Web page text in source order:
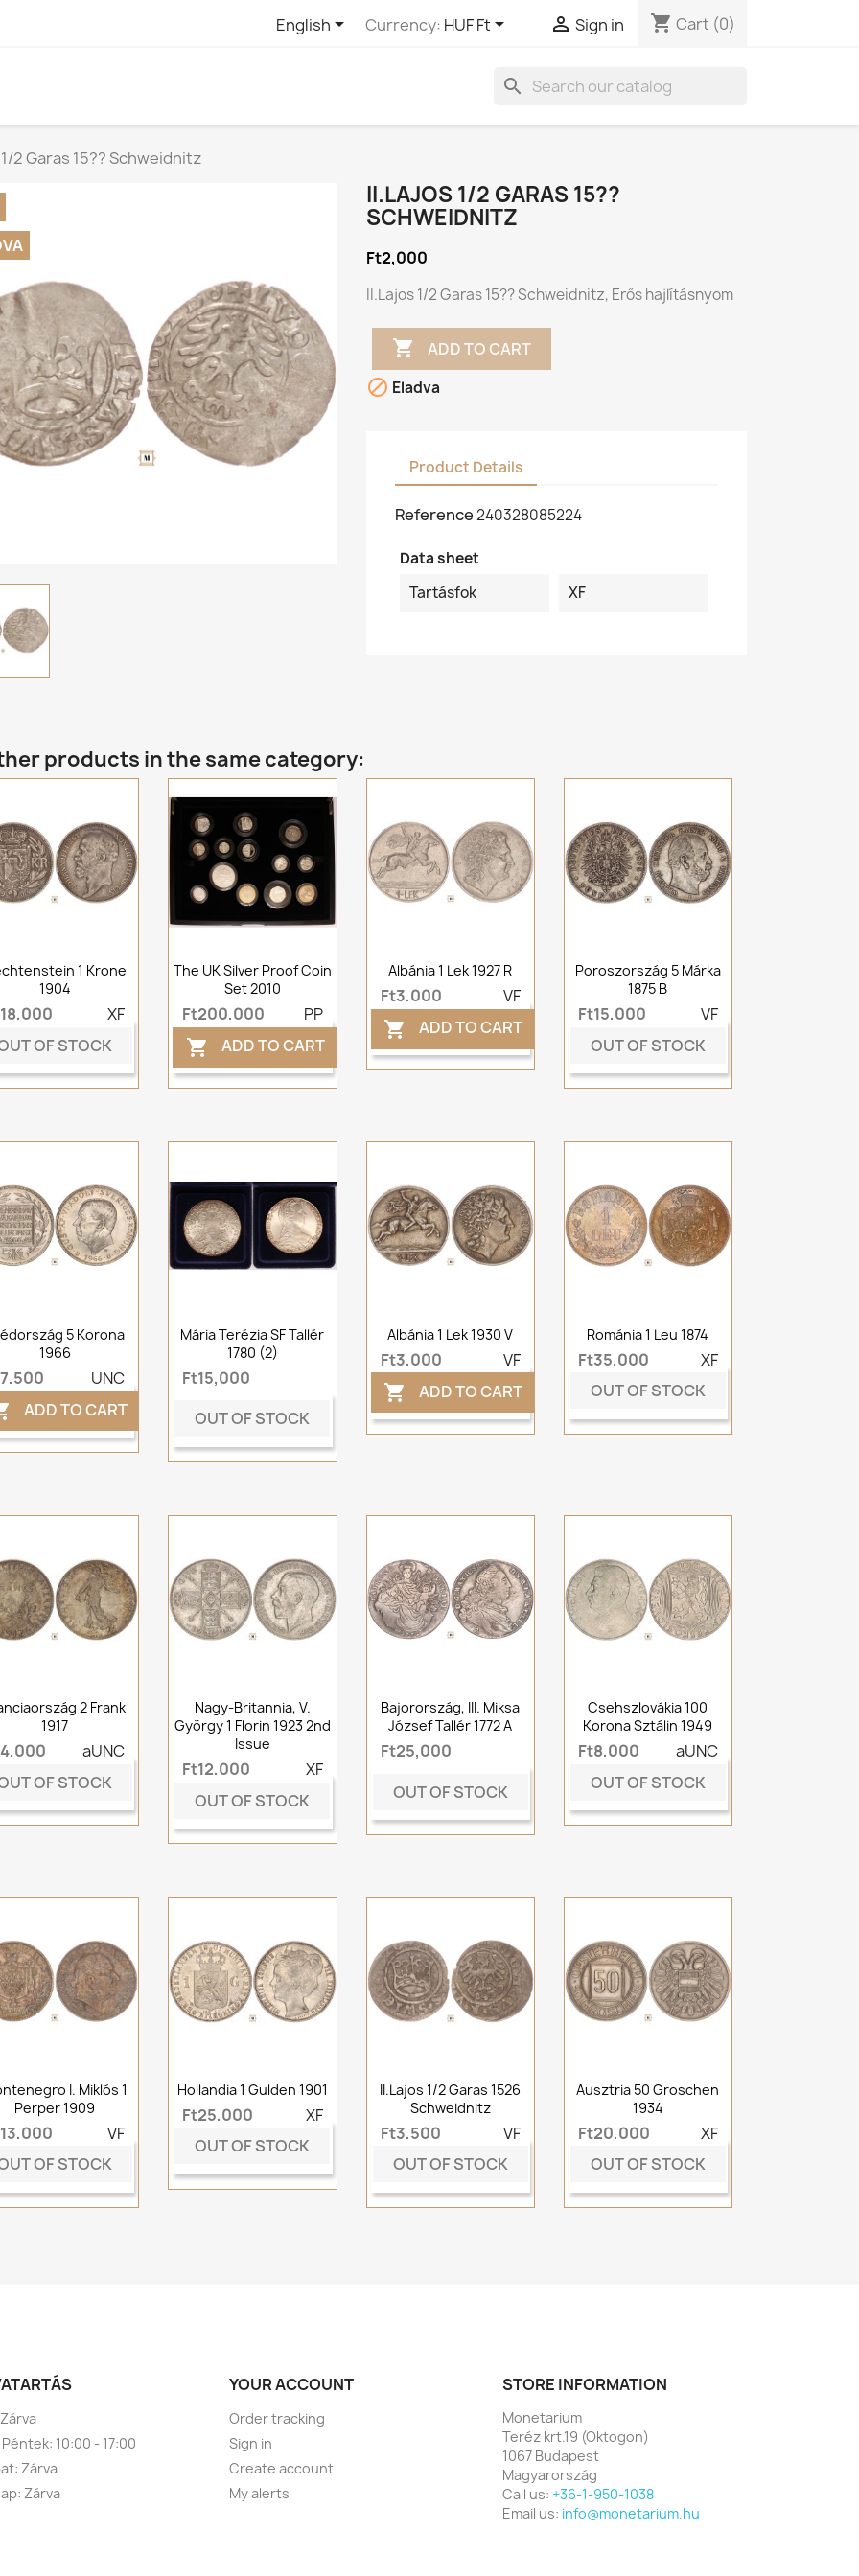
English Currency: HUF Ft  Sign in shopping_cart Cart (0)
search
2 Garas 15?? Schweidnitz
II.LAJOS 1/2 GARAS 15??
SCHWEIDNITZ
Ft2,000
II.Lajos 1/2 Garas 15?? Schweidnitz, Erős hajlításnyom
 ADD TO CART
 Eladva
Product Details
Reference240328085224
Data sheet
Tartásfok
XF
products in the same category:
1 Krone
1904
XF
OF STOCK
The UK Silver Proof Coin
Set 2010
Ft200,000 PP
 ADD TO CART
Albánia 1 Lek 1927 R
Ft3,000 VF
 ADD TO CART
Poroszország 5 Márka
1875 B
Ft15,000
VF
OUT OF STOCK
5 Korona
1966
UNC
ADD TO CART
Mária Terézia SF Tallér
1780 (2)
Ft15,000
OUT OF STOCK
Albánia 1 Lek 1930 V
Ft3,000 VF
 ADD TO CART
Románia 1 Leu 1874
Ft35,000
XF
OUT OF STOCK
2 Frank
1917
aUNC
OF STOCK
Nagy-Britannia, V.
György 1 Florin 1923 2nd
Issue
Ft12,000
XF
OUT OF STOCK
Bajorország, III. Miksa
József Tallér 1772 A
Ft25,000
OUT OF STOCK
Csehszlovákia 100
Korona Sztálin 1949
Ft8,000
aUNC
OUT OF STOCK
I. Miklós 1
Perper 1909
VF
OF STOCK
Hollandia 1 Gulden 1901
Ft25,000
XF
OUT OF STOCK
II.Lajos 1/2 Garas 1526
Schweidnitz
Ft3,500
VF
OUT OF STOCK
Ausztria 50 Groschen
1934
Ft20,000
XF
OUT OF STOCK
10:00 - 17:00
Zárva
Zárva
YOUR ACCOUNT
Order tracking
Sign in
Create account
My alerts
STORE INFORMATION
Monetarium
Teréz krt.19 (Oktogon)
1067 Budapest
Magyarország
Call us: +36-1-950-1038
Email us: info@monetarium.hu